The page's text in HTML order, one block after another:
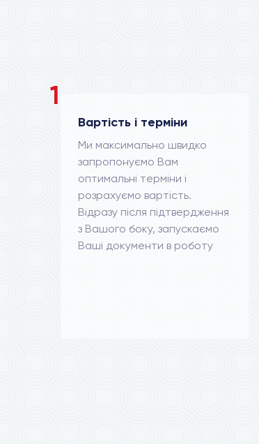
1
Вартість і терміни
Ми максимально швидко
запропонуємо Вам
оптимальні терміни і
розрахуємо вартість.
Відразу після підтвердження
з Вашого боку, запускаємо
Ваші документи в роботу